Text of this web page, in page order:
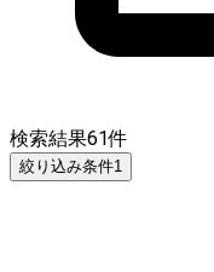
検索結果61件
絞り込み条件1